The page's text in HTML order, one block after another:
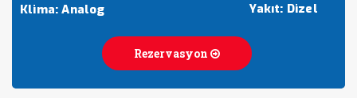
Klima: Analog
Yakıt: Dizel
Rezervasyon